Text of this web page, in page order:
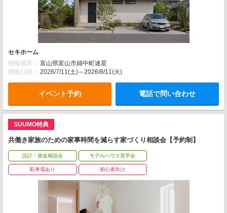
セキホーム
開催場所： 富山県富山市婦中町速星
開催日時： 2026/7/11(土)～2026/8/11(火)
イベント予約 電話で問い合わせ
SUUMO特典
共働き家族のための家事時間を減らす家づくり相談会【予約制】
設計・資金相談会 モデルハウス見学会
駐車場あり 初心者向け